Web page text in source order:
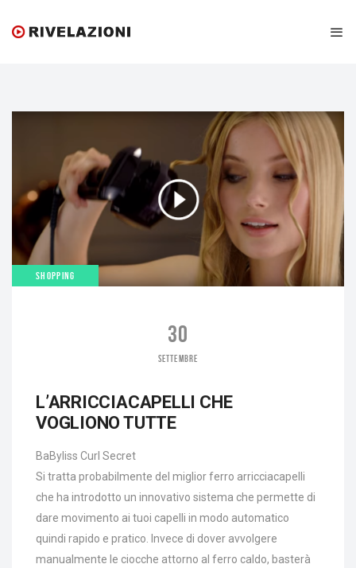
SHOPPING
30
SETTEMBRE
L’ARRICCIACAPELLI CHE
VOGLIONO TUTTE
BaByliss Curl Secret
Si tratta probabilmente del miglior ferro arricciacapelli
che ha introdotto un innovativo sistema che permette di
dare movimento ai tuoi capelli in modo automatico
quindi rapido e pratico. Invece di dover avvolgere
manualmente le ciocche attorno al ferro caldo, basterà